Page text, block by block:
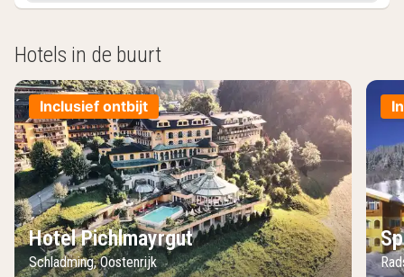
Hotels in de buurt
Inclusief ontbijt
Hotel Pichlmayrgut
Schladming, Oostenrijk